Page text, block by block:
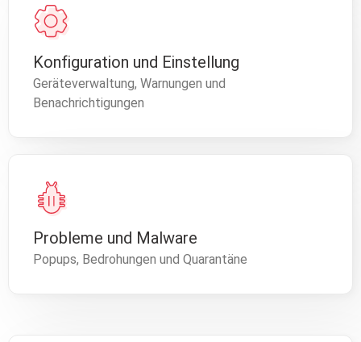
Konfiguration und Einstellung
Geräteverwaltung, Warnungen und
Benachrichtigungen
Probleme und Malware
Popups, Bedrohungen und Quarantäne